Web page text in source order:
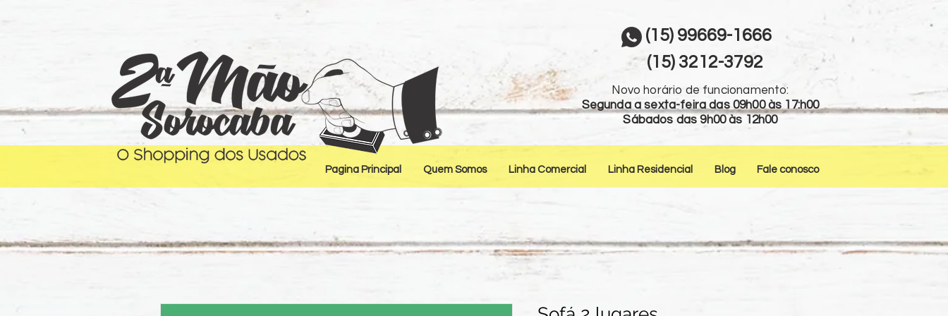
Novo horário de funcionamento:
Segunda a sexta-feira das 09h00 às 17:h00
Sábados das 9h00 às 12h00
Pagina Principal Quem Somos Linha Comercial Linha Residencial Blog Fale conosco
(15) 99669-1666
(15) 3212-3792